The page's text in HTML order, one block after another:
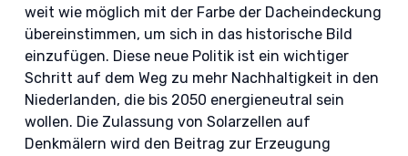
weit wie möglich mit der Farbe der Dacheindeckung
übereinstimmen, um sich in das historische Bild
einzufügen. Diese neue Politik ist ein wichtiger
Schritt auf dem Weg zu mehr Nachhaltigkeit in den
Niederlanden, die bis 2050 energieneutral sein
wollen. Die Zulassung von Solarzellen auf
Denkmälern wird den Beitrag zur Erzeugung